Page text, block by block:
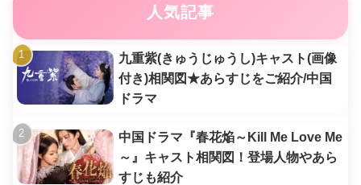
人気記事
九重紫(きゅうじゅうし)キャスト(画像
付き)相関図★あらすじをご紹介/中国
ドラマ
中国ドラマ『春花焔～Kill Me Love Me
～』キャスト相関図！登場人物やあら
すじも紹介